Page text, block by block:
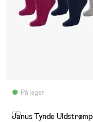
På lager
(7)
Janus Tynde Uldstrømper